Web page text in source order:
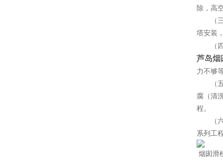
除，高
（三
塔安装
（四
芦岛烟
力不够
（五
腐（清
程。
（六
系列工
烟囱滑